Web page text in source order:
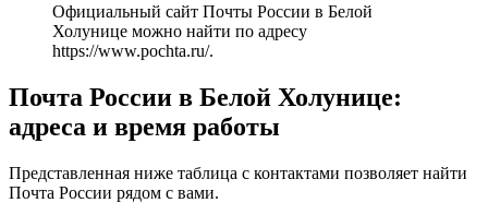
Официальный сайт Почты России в Белой
Холунице можно найти по адресу
https://www.pochta.ru/.
Почта России в Белой Холунице:
адреса и время работы
Представленная ниже таблица с контактами позволяет найти
Почта России рядом с вами.